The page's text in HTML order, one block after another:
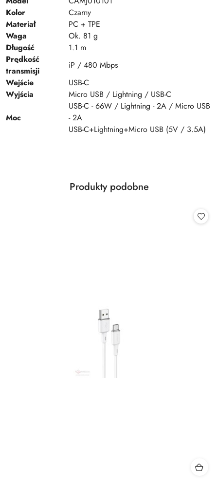
Kolor
Czarny
Materiał
PC + TPE
Waga
Ok. 81 g
Długość
1.1 m
Prędkość
transmisji
iP / 480 Mbps
Wejście
USB-C
Wyjścia
Micro USB / Lightning / USB-C
Moc
USB-C - 66W / Lightning - 2A / Micro USB
- 2A
USB-C+Lightning+Micro USB (5V / 3.5A)
Pomiń karuzelę produktów
Produkty
Produkty podobne